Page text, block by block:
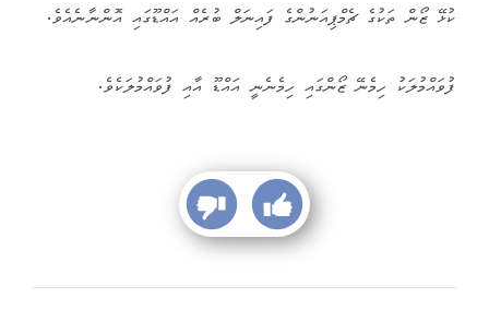
ކުޅޭ ޒޯން ތަކުގެ ޗެމްޕިއަނުންގެ ފައިނަލް ބުރެއް އައްޑޫގައި އޮންނާނެއެވެ.
ފުވައްމުލަކު ހިމެނޭ ޒޯންގައި ހިމެނެނީ އައްޑޫ އާއި ފުވައްމުލަކެވެ.